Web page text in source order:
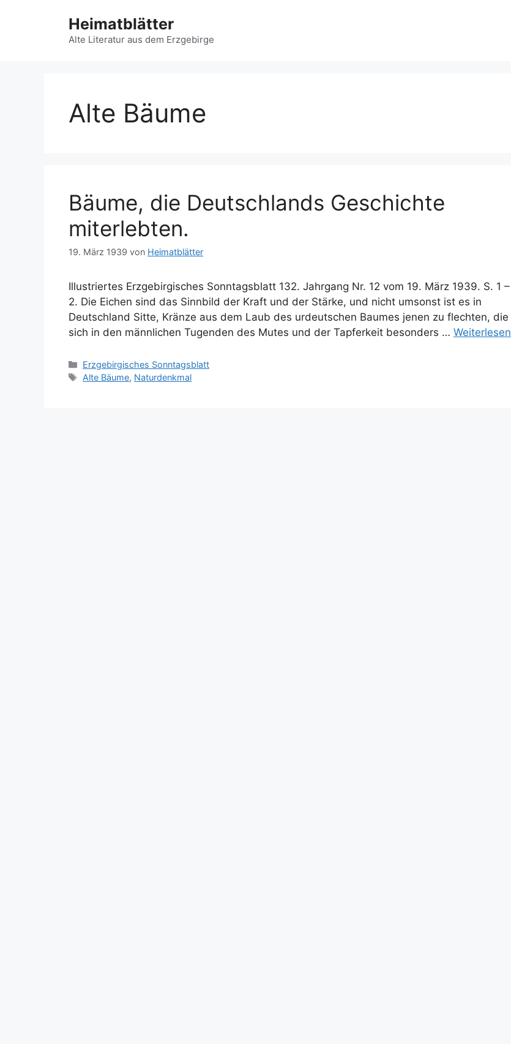
Heimatblätter
Alte Literatur aus dem Erzgebirge
Alte Bäume
Bäume, die Deutschlands Geschichte
miterlebten.
19. März 1939 von Heimatblätter
Illustriertes Erzgebirgisches Sonntagsblatt 132. Jahrgang Nr. 12 vom 19. März 1939. S. 1 –
2. Die Eichen sind das Sinnbild der Kraft und der Stärke, und nicht umsonst ist es in
Deutschland Sitte, Kränze aus dem Laub des urdeutschen Baumes jenen zu flechten, die
sich in den männlichen Tugenden des Mutes und der Tapferkeit besonders … Weiterlesen
Kategorien
Erzgebirgisches Sonntagsblatt
Schlagwörter
Alte Bäume, Naturdenkmal